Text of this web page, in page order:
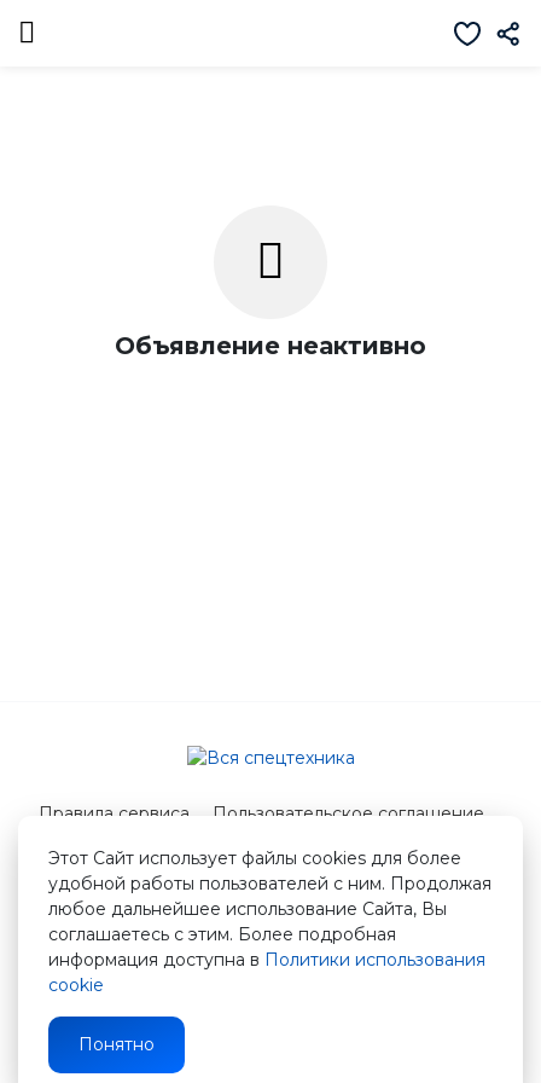
Объявление неактивно
Этот Сайт использует файлы cookies для более
удобной работы пользователей с ним. Продолжая
любое дальнейшее использование Сайта, Вы
соглашаетесь с этим. Более подробная
информация доступна в Политики использования
cookie
Понятно
Правила сервиса
Пользовательское соглашение
© 2026 Вся спецтехника
info@vstshop.ru